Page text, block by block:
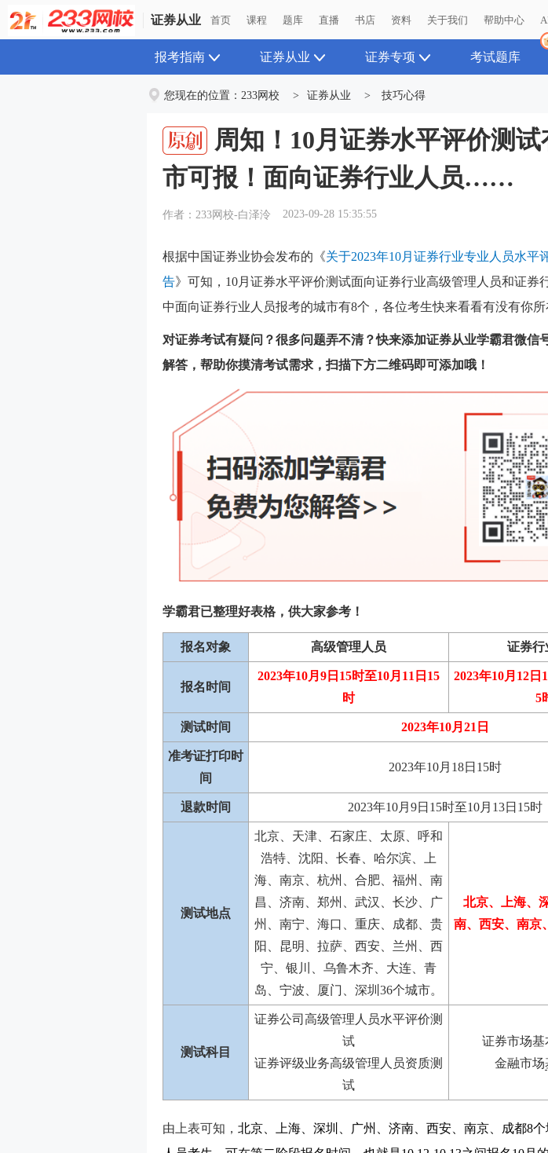
证券从业 首页 课程 题库 直播 书店 资料 关于我们 帮助中心
证券从业 首页 课程 题库 直播 书店 资料 关于我们 帮助中心
报考指南 证券从业 证券专项 考试题库
您现在的位置： 233网校 > 证券从业 > 技巧心得
周知！10月证券水平评价测试
市可报！面向证券行业人员……
作者：233网校-白泽泠 2023-09-28 15:35:55
根据中国证券业协会发布的《关于2023年10月证券行业专业人员水平
告》可知，10月证券水平评价测试面向证券行业高级管理人员和证券
中面向证券行业人员报考的城市有8个，各位考生快来看看有没有你所
对证券考试有疑问？很多问题弄不清？快来添加证券从业学霸君微信
解答，帮助你摸清考试需求，扫描下方二维码即可添加哦！
学霸君已整理好表格，供大家参考！
报名对象 高级管理人员 证券行
报名时间
2023年10月9日15时至10月11日15
时
2023年10月12日
5
测试时间 2023年10月21日
准考证打印时
间
2023年10月18日15时
退款时间 2023年10月9日15时至10月13日15时
测试地点
北京、天津、石家庄、太原、呼和
浩特、沈阳、长春、哈尔滨、上
海、南京、杭州、合肥、福州、南
昌、济南、郑州、武汉、长沙、广
州、南宁、海口、重庆、成都、贵
阳、昆明、拉萨、西安、兰州、西
宁、银川、乌鲁木齐、大连、青
岛、宁波、厦门、深圳36个城市。
北京、上海、
南、西安、南京
测试科目
证券公司高级管理人员水平评价测
试
证券评级业务高级管理人员资质测
试
证券市场基
金融市场
由上表可知， 北京、上海、深圳、广州、济南、西安、南京、成都8